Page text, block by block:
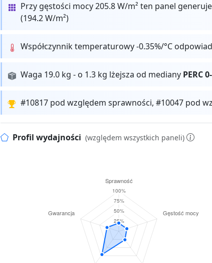
Przy gęstości mocy 205.8 W/m² ten panel
(194.2 W/m²)
Współczynnik temperaturowy -0.35%/°C
Waga 19.0 kg - o 1.3 kg lżejsza od mediany PERC
#10817 pod względem sprawności, #10047 pod
Profil wydajności (względem wszystkich paneli)